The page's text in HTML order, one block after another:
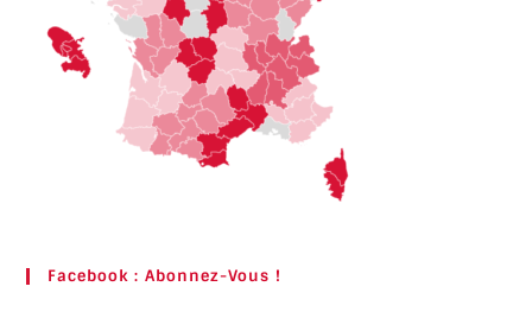
Facebook : Abonnez-Vous !